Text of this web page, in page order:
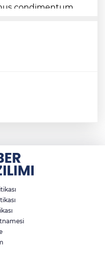
condimentum
sapien. Praese